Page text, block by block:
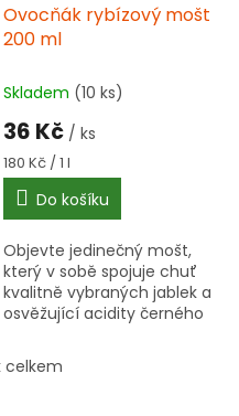
Ovocňák rybízový mošt
200 ml
Skladem (10 ks)
36 Kč / ks
Měrná
cena:
180 Kč / 1 l
Do košíku
Objevte jedinečný mošt,
který v sobě spojuje chuť
kvalitně vybraných jablek a
osvěžující acidity černého
celkem